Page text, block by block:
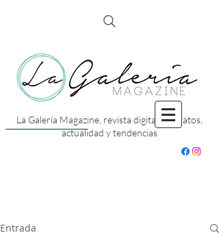
La Galería Magazine, revista digital con datos,
actualidad y tendencias
Entrada